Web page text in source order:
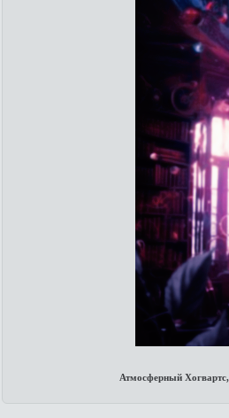
Атмосферный